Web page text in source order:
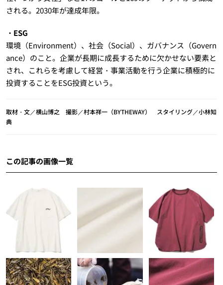
される。2030年が達成年限。
・ESG
環境（Environment）、社会（Social）、ガバナンス（Govern
ance）のこと。企業が長期に成長するために欠かせない要素と
され、これらを考慮して経営・事業活動を行う企業に積極的に
投資することをESG投資という。
取材・文／横山博之 撮影／村本祥一（BYTHEWAY） スタイリング／小林知
典
この記事の画像一覧